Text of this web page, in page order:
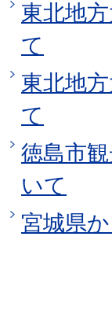
東北地
て
東北地
て
徳島市
いて
宮城県